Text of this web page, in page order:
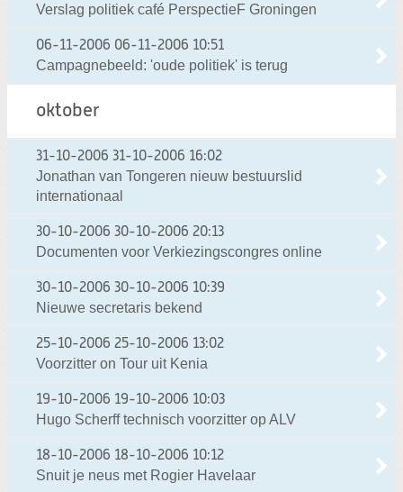
Verslag politiek café PerspectieF Groningen
06-11-2006 06-11-2006 10:51
Campagnebeeld: 'oude politiek' is terug
oktober
31-10-2006 31-10-2006 16:02
Jonathan van Tongeren nieuw bestuurslid
internationaal
30-10-2006 30-10-2006 20:13
Documenten voor Verkiezingscongres online
30-10-2006 30-10-2006 10:39
Nieuwe secretaris bekend
25-10-2006 25-10-2006 13:02
Voorzitter on Tour uit Kenia
19-10-2006 19-10-2006 10:03
Hugo Scherff technisch voorzitter op ALV
18-10-2006 18-10-2006 10:12
Snuit je neus met Rogier Havelaar